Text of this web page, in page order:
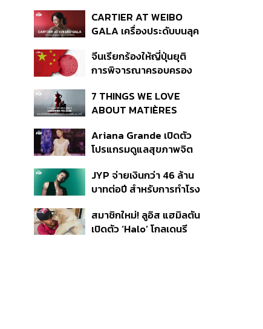
รองรับอ่าวไทย-อันดามัน
CARTIER AT WEIBO
GALA เครื่องประดับบนลุค
สำคัญ
จีนเรียกร้องให้ญี่ปุ่นยุติ
การพิจารณาครอบครอง
7 THINGS WE LOVE
ABOUT MATIÈRES
Ariana Grande เปิดตัว
โปรแกรมดูแลสุขภาพจิต
ดนตรี
JYP จ่ายเงินกว่า 46 ล้าน
บาทต่อปี สำหรับการทำโรง
สมาชิกใหม่! ลูอิส แฮมิลตัน
เปิดตัว ‘Halo’ โกลเดนรี